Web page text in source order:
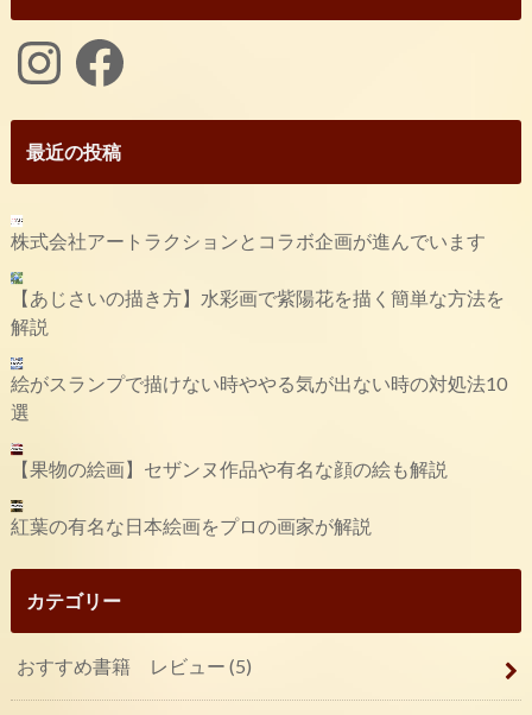
InstagramFacebook
最近の投稿
株式会社アートラクションとコラボ企画が進んでいます
【あじさいの描き方】水彩画で紫陽花を描く簡単な方法を
解説
絵がスランプで描けない時ややる気が出ない時の対処法10
選
【果物の絵画】セザンヌ作品や有名な顔の絵も解説
紅葉の有名な日本絵画をプロの画家が解説
カテゴリー
おすすめ書籍 レビュー (5)